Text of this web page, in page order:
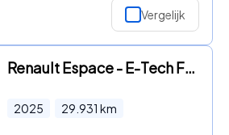
Vergelijk
Renault Espace - E-Tech Full Hybrid Iconic 7 Persoons. 200PK | Harman Kardon
2025 29.931 km